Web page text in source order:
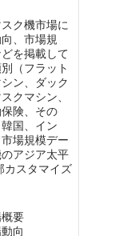
ク機市場に
、市場規
を掲載して
（フラット
ン、ダック
クマシン、
険、その
国、イン
場規模デー
アジア太平
カスタマイズ
要
向